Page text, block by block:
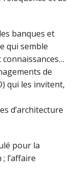
banques et
qui semble
de
qui les invitent,
d’architecture
pour la
l’affaire